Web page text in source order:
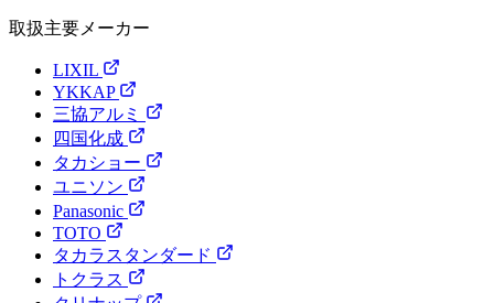
取扱主要メーカー
LIXIL
YKKAP
三協アルミ
四国化成
タカショー
ユニソン
Panasonic
TOTO
タカラスタンダード
トクラス